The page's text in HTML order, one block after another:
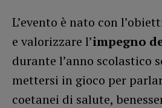
L’evento è nato con
e valorizzare l’impegno
durante l’anno scolastico
mettersi in gioco per
coetanei di salute,